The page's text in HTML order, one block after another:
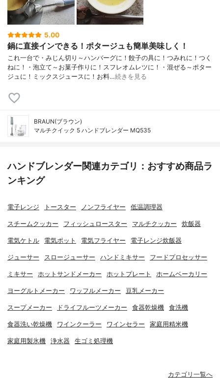
5.00
鍋に直接インできる！ポタージュも簡単美味しく！
これ一台で・みじん切り～ハンバーグに！餃子の具に！つみれに！つく
ねに！・泡立て～お菓子作りに！スフレオムレツに！・混ぜる～ポター
ジュに！ミックスジュースに！お料…続きを見る
BRAUN(ブラウン)
マルチクイック 5 ハンドブレンダー MQ535
ハンドブレンダー関連カテゴリ：おすすめ商品ラ
ンキング
電子レンジ トースター ノンフライヤー 低温調理器
スチームクッカー フィッシュロースター マルチクッカー 炊飯器
電気ケトル 電気ポット 電気フライヤー 電子レンジ炊飯器
ジューサー スロージューサー ハンドミキサー フードプロセッサー
ミキサー ホットサンドメーカー ホットプレート ホームベーカリー
ヨーグルトメーカー ワッフルメーカー 豆乳メーカー
スープメーカー ドライフルーツメーカー 食器乾燥機 食洗機
食器洗い乾燥機 ワインクーラー ワインセラー 家庭用精米機
家庭用製氷機 浄水器 生ゴミ処理機
カテゴリ一覧へ